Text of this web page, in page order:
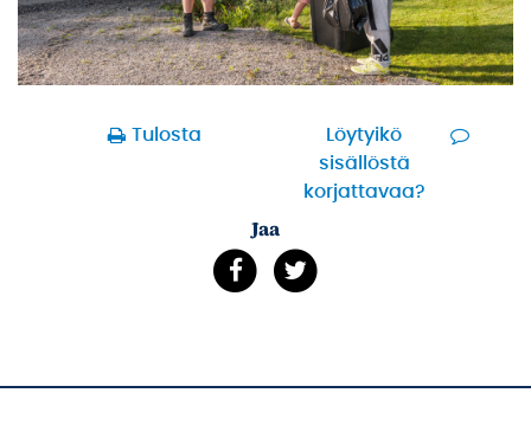
Tulosta
Löytyikö
sisällöstä
korjattavaa?
Jaa